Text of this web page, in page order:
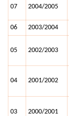
07 2004/2005
06 2003/2004
05 2002/2003
04 2001/2002
03 2000/2001